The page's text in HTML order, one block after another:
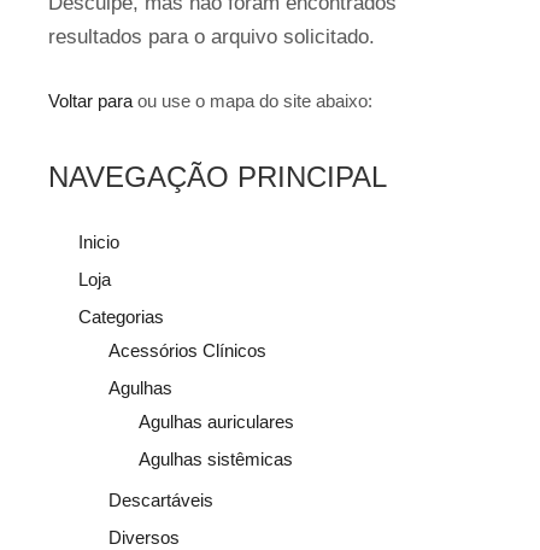
resultados para o arquivo solicitado.
Voltar para ou use o mapa do site abaixo:
NAVEGAÇÃO PRINCIPAL
Inicio
Loja
Categorias
Acessórios Clínicos
Agulhas
Agulhas auriculares
Agulhas sistêmicas
Descartáveis
Diversos